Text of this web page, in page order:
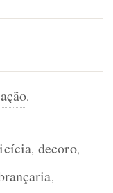
.
, decoro,
,